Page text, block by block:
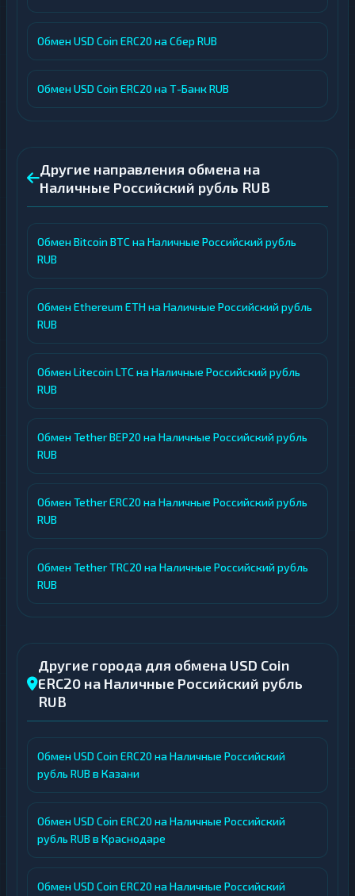
Обмен USD Coin ERC20 на Сбер RUB
Обмен USD Coin ERC20 на Т-Банк RUB
Другие направления обмена на
Наличные Российский рубль RUB
Обмен Bitcoin BTC на Наличные Российский рубль
RUB
Обмен Ethereum ETH на Наличные Российский рубль
RUB
Обмен Litecoin LTC на Наличные Российский рубль
RUB
Обмен Tether BEP20 на Наличные Российский рубль
RUB
Обмен Tether ERC20 на Наличные Российский рубль
RUB
Обмен Tether TRC20 на Наличные Российский рубль
RUB
Другие города для обмена USD Coin
ERC20 на Наличные Российский рубль
RUB
Обмен USD Coin ERC20 на Наличные Российский
рубль RUB в Казани
Обмен USD Coin ERC20 на Наличные Российский
рубль RUB в Краснодаре
Обмен USD Coin ERC20 на Наличные Российский